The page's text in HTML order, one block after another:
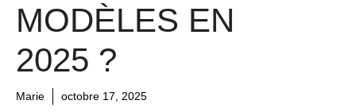
MODÈLES EN
2025 ?
Marie octobre 17, 2025